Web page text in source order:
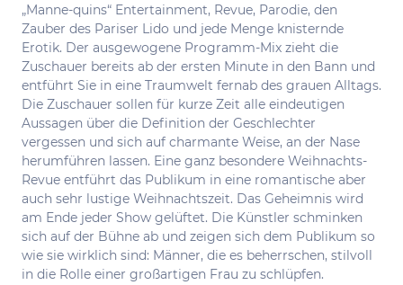
„Manne-quins“ Entertainment, Revue, Parodie, den
Zauber des Pariser Lido und jede Menge knisternde
Erotik. Der ausgewogene Programm-Mix zieht die
Zuschauer bereits ab der ersten Minute in den Bann und
entführt Sie in eine Traumwelt fernab des grauen Alltags.
Die Zuschauer sollen für kurze Zeit alle eindeutigen
Aussagen über die Definition der Geschlechter
vergessen und sich auf charmante Weise, an der Nase
herumführen lassen. Eine ganz besondere Weihnachts-
Revue entführt das Publikum in eine romantische aber
auch sehr lustige Weihnachtszeit. Das Geheimnis wird
am Ende jeder Show gelüftet. Die Künstler schminken
sich auf der Bühne ab und zeigen sich dem Publikum so
wie sie wirklich sind: Männer, die es beherrschen, stilvoll
in die Rolle einer großartigen Frau zu schlüpfen.